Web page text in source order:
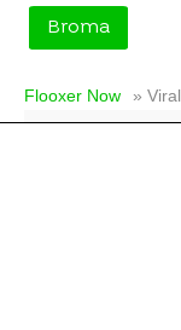
Broma
Flooxer Now » Viral